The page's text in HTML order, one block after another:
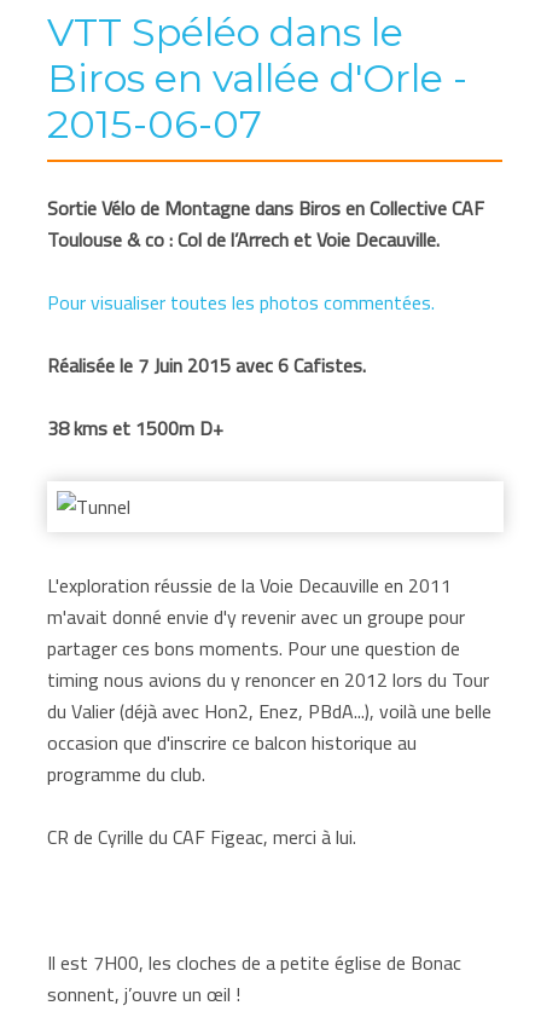
VTT Spéléo dans le
Biros en vallée d'Orle -
2015-06-07
Sortie Vélo de Montagne dans Biros en Collective CAF
Toulouse & co : Col de l’Arrech et Voie Decauville.
Pour visualiser toutes les photos commentées.
Réalisée le 7 Juin 2015 avec 6 Cafistes.
38 kms et 1500m D+
L'exploration réussie de la Voie Decauville en 2011
m'avait donné envie d'y revenir avec un groupe pour
partager ces bons moments. Pour une question de
timing nous avions du y renoncer en 2012 lors du Tour
du Valier (déjà avec Hon2, Enez, PBdA...), voilà une belle
occasion que d'inscrire ce balcon historique au
programme du club.
CR de Cyrille du CAF Figeac, merci à lui.
Il est 7H00, les cloches de a petite église de Bonac
sonnent, j’ouvre un œil !